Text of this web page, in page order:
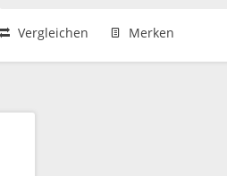
Vergleichen Merken